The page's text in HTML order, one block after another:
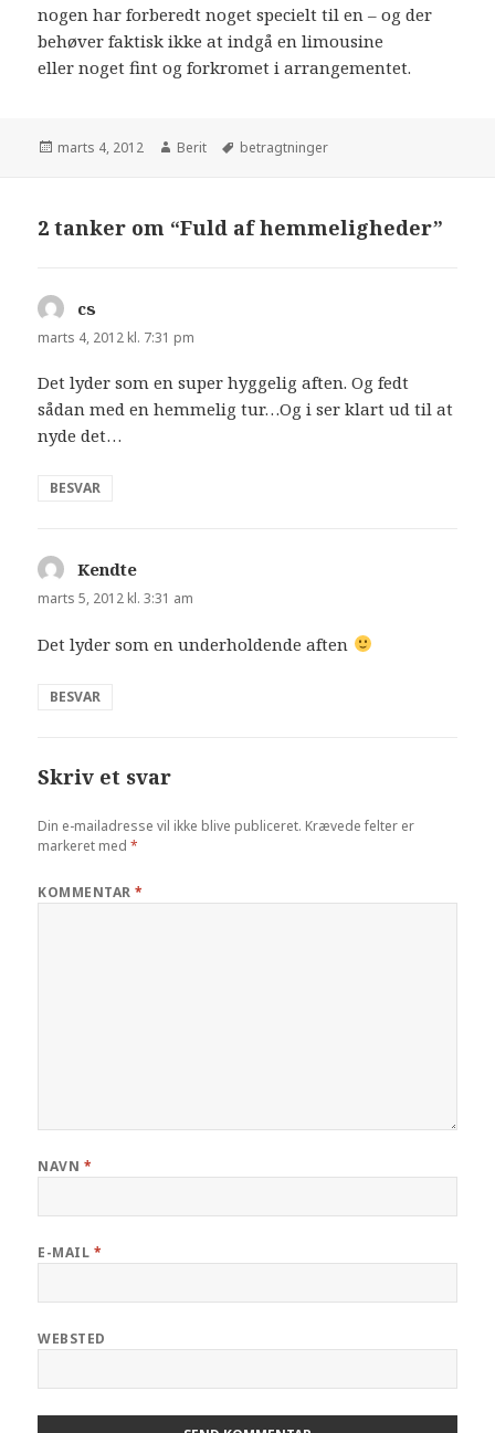
nogen har forberedt noget specielt til en – og der
behøver faktisk ikke at indgå en limousine
eller noget fint og forkromet i arrangementet.
marts 4, 2012 Berit betragtninger
2 tanker om “Fuld af hemmeligheder”
cs
marts 4, 2012 kl. 7:31 pm
Det lyder som en super hyggelig aften. Og fedt
sådan med en hemmelig tur…Og i ser klart ud til at
nyde det…
BESVAR
Kendte
marts 5, 2012 kl. 3:31 am
Det lyder som en underholdende aften
BESVAR
Skriv et svar
Din e-mailadresse vil ikke blive publiceret. Krævede felter er
markeret med*
KOMMENTAR*
NAVN *
E-MAIL *
WEBSTED